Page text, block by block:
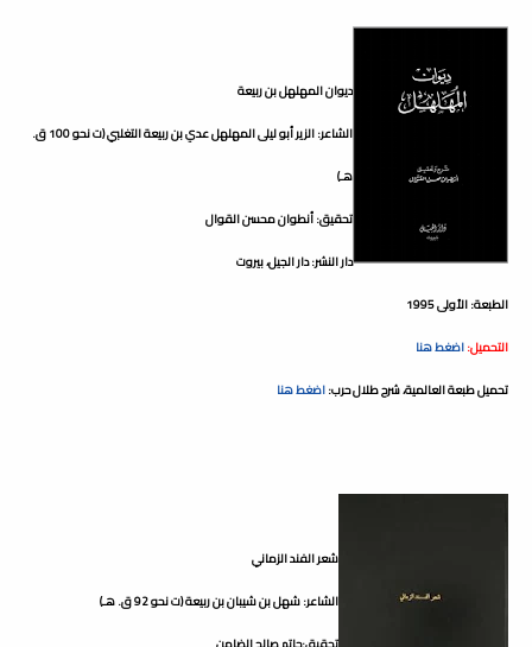
ديوان المهلهل بن ربيعة
الشاعر: الزير أبو ليلى المهلهل عدي بن ربيعة التغلبي (ت نحو 100 ق.
هـ)
تحقيق: أنطوان محسن القوال
دار النشر: دار الجيل، بيروت
الطبعة: الأولى 1995
التحميل:اضغط هنا
تحميل طبعة العالمية، شرح طلال حرب:اضغط هنا
شعر الفند الزماني
الشاعر: شهل بن شيبان بن ربيعة (ت نحو 92 ق. هـ)